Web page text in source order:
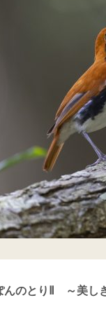
んのとりⅡ ～美し